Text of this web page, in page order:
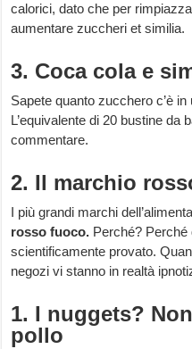
calorici, dato che per
aumentare zuccheri et similia.
3. Coca cola e
Sapete quanto zucchero c’è
L’equivalente di 20 bustine da
commentare.
2. Il marchio
I più grandi marchi
rosso fuoco. Perché? Perché
scientificamente provato.
negozi vi stanno in realtà
1. I nuggets?
pollo